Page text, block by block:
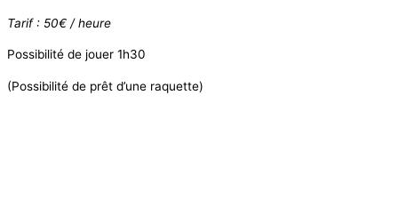
Tarif : 50€ / heure
Possibilité de jouer 1h30
(Possibilité de prêt d’une raquette)